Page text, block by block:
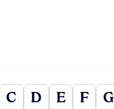
C D E F G